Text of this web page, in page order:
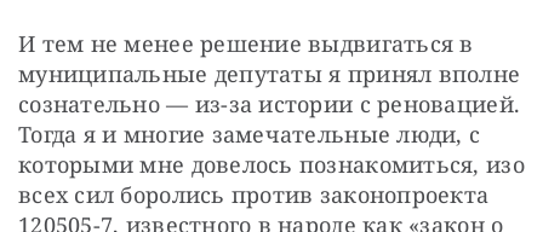
И тем не менее решение выдвигаться в
муниципальные депутаты я принял вполне
сознательно — из-за истории с реновацией.
Тогда я и многие замечательные люди, с
которыми мне довелось познакомиться, изо
всех сил боролись против законопроекта
120505-7, известного в народе как «закон о